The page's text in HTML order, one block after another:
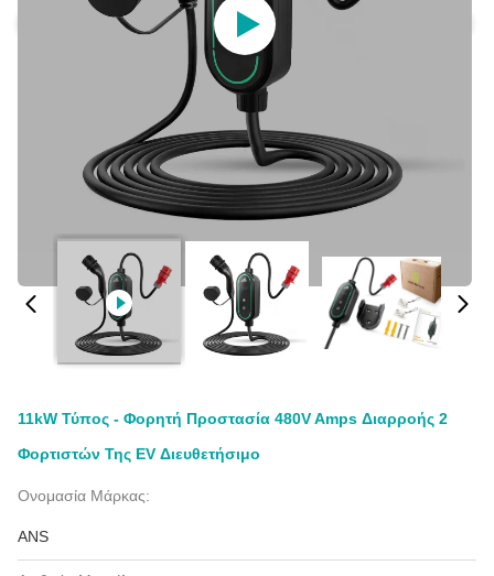
11kW Τύπος - Φορητή Προστασία 480V Amps Διαρροής 2
Φορτιστών Της EV Διευθετήσιμο
Ονομασία Μάρκας:
ANS